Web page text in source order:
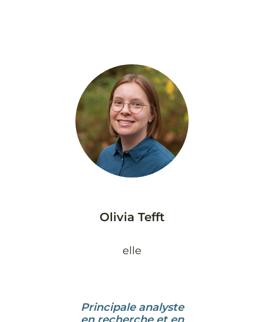
Olivia Tefft
elle
Principale analyste